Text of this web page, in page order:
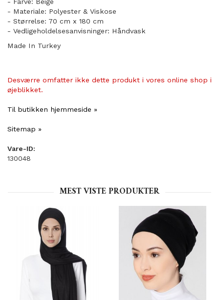
- Materiale: Polyester & Viskose
- Størrelse: 70 cm x 180 cm
- Vedligeholdelsesanvisninger: Håndvask
Made In Turkey
Desværre omfatter ikke dette produkt i vores online shop i
øjeblikket.
Til butikken hjemmeside »
Sitemap »
Vare-ID:
130048
MEST VISTE PRODUKTER